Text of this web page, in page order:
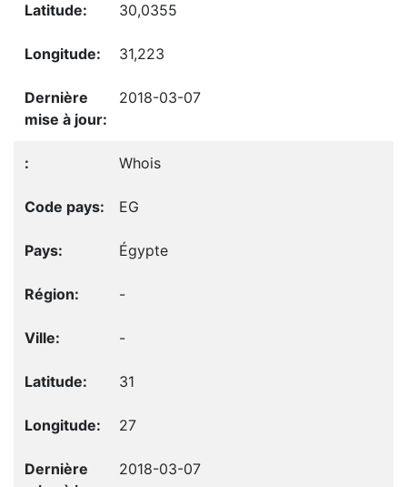
30,0355
31,223
2018-03-07
Whois
EG
Égypte
-
-
31
27
2018-03-07